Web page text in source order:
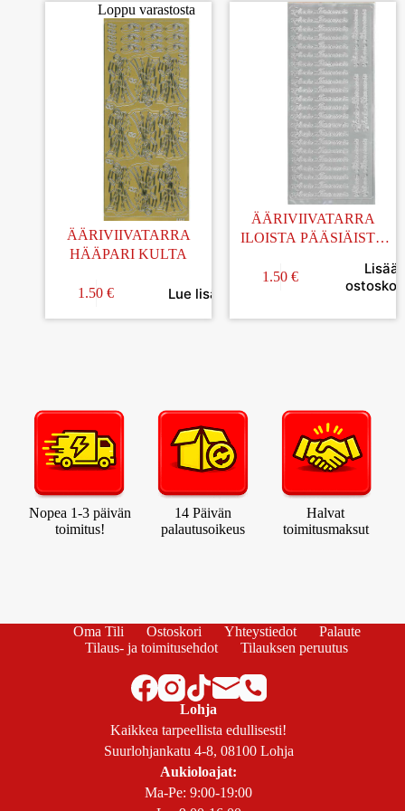
Loppu varastosta
ÄÄRIVIIVATARRA
HÄÄPARI KULTA
1.50 € Lue lisää
ÄÄRIVIIVATARRA
ILOISTA PÄÄSIÄISTÄ
1.50 €
Lisää
Nopea 1-3 päivän
toimitus!
14 Päivän
palautusoikeus
Halvat
toimitusmaksut
Oma Tili Ostoskori Yhteystiedot
Palaute
Tilaus- ja toimitusehdot
Tilauksen peruutus
Lohja
Kaikkea tarpeellista edullisesti!
Suurlohjankatu 4-8, 08100 Lohja
Aukioloajat:
Ma-Pe: 9:00-19:00